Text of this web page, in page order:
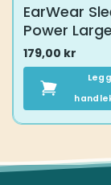
EarWear
Power Large
179,00 kr